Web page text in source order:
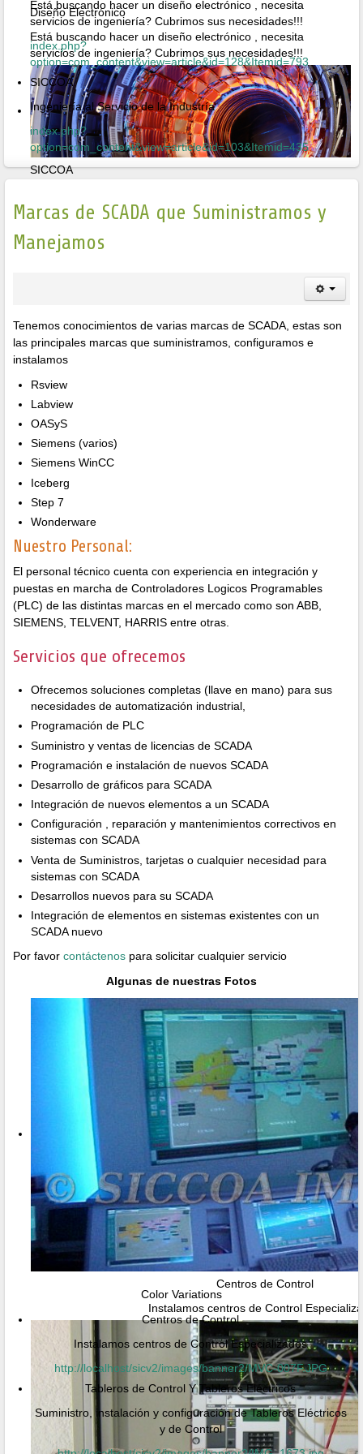
Diseño Electrónico
Está buscando hacer un diseño electrónico , necesita
servicios de ingeniería? Cubrimos sus necesidades!!!
SICCOA
Está buscando hacer un diseño electrónico , necesita
servicios de ingeniería? Cubrimos sus necesidades!!!
index.php?
option=com_content&view=article&id=128&Itemid=793
SICCOA
Ingeniería al Servicio de la Industría
index.php?
option=com_content&view=article&id=103&Itemid=435
Marcas de SCADA que Suministramos y
Manejamos
Tenemos conocimientos de varias marcas de SCADA, estas son
las principales marcas que suministramos, configuramos e
instalamos
Rsview
Labview
OASyS
Siemens (varios)
Siemens WinCC
Iceberg
Step 7
Wonderware
Nuestro Personal:
El personal técnico cuenta con experiencia en integración y
puestas en marcha de Controladores Logicos Programables
(PLC) de las distintas marcas en el mercado como son ABB,
SIEMENS, TELVENT, HARRIS entre otras.
Servicios que ofrecemos
Ofrecemos soluciones completas (llave en mano) para sus
necesidades de automatización industrial,
Programación de PLC
Suministro y ventas de licencias de SCADA
Programación e instalación de nuevos SCADA
Desarrollo de gráficos para SCADA
Integración de nuevos elementos a un SCADA
Configuración , reparación y mantenimientos correctivos en
sistemas con SCADA
Venta de Suministros, tarjetas o cualquier necesidad para
sistemas con SCADA
Desarrollos nuevos para su SCADA
Integración de elementos en sistemas existentes con un
SCADA nuevo
Por favor contáctenos para solicitar cualquier servicio
Algunas de nuestras Fotos
Centros de Control
Instalamos centros de Control
Color Variations
Centros de Control
Instalamos centros de Control Especializados
http://localhost/sicv2/images/banner2/MVC-007F.JPG
Tableros de Control Y Tableros Eléctricos
Suministro, instalación y configuración de Tableros Eléctricos
y de Control